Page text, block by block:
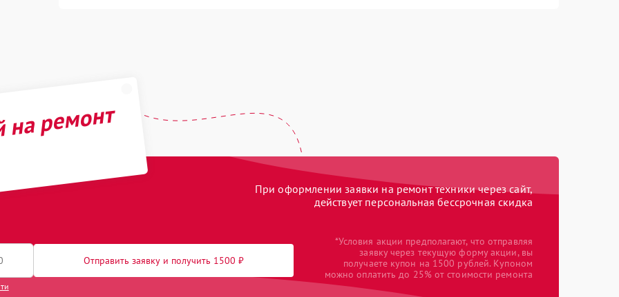
ремонт
При оформлении заявки на ремонт техники через сайт,
действует персональная бессрочная скидка
Отправить заявку и получить 1500 ₽
*Условия акции предполагают, что отправляя
заявку через текущую форму акции, вы
получаете купон на 1500 рублей. Купоном
можно оплатить до 25% от стоимости ремонта